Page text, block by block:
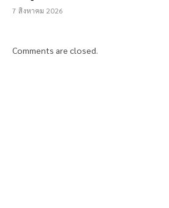
7 สิงหาคม 2026
Comments are closed.